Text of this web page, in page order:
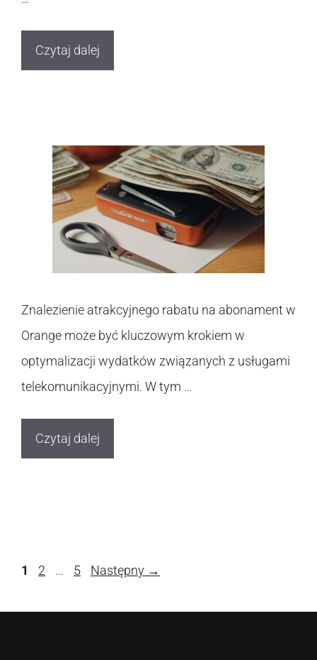
Czytaj dalej
Znalezienie atrakcyjnego rabatu na abonament w
Orange może być kluczowym krokiem w
optymalizacji wydatków związanych z usługami
telekomunikacyjnymi. W tym …
Czytaj dalej
Strona
1 Strona
2 … Strona
5 Następny →